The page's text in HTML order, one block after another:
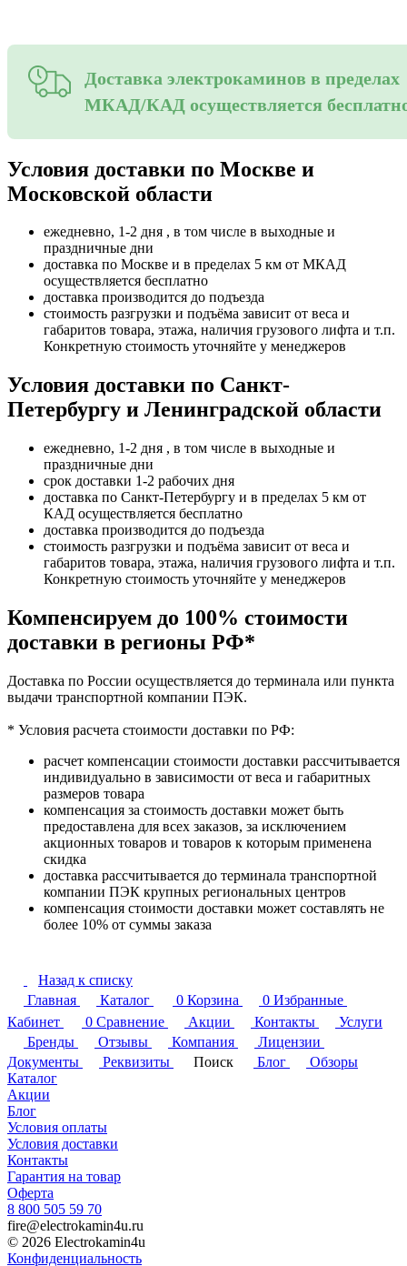
Доставка электрокаминов в пределах
МКАД/КАД осуществляется
Условия доставки по Москве и
Московской области
ежедневно, 1-2 дня , в том числе в выходные и
праздничные дни
доставка по Москве и в пределах 5 км от МКАД
осуществляется бесплатно
доставка производится до подъезда
стоимость разгрузки и подъёма зависит от веса и
габаритов товара, этажа, наличия грузового лифта и т.п.
Конкретную стоимость уточняйте у менеджеров
Условия доставки по Санкт-
Петербургу и Ленинградской области
ежедневно, 1-2 дня , в том числе в выходные и
праздничные дни
срок доставки 1-2 рабочих дня
доставка по Санкт-Петербургу и в пределах 5 км от
КАД осуществляется бесплатно
доставка производится до подъезда
стоимость разгрузки и подъёма зависит от веса и
габаритов товара, этажа, наличия грузового лифта и т.п.
Конкретную стоимость уточняйте у менеджеров
Компенсируем до 100% стоимости
доставки в регионы РФ*
Доставка по России осуществляется до терминала или пункта
выдачи транспортной компании ПЭК.
* Условия расчета стоимости доставки по РФ:
расчет компенсации стоимости доставки рассчитывается
индивидуально в зависимости от веса и габаритных
размеров товара
компенсация за стоимость доставки может быть
предоставлена для всех заказов, за исключением
акционных товаров и товаров к которым применена
скидка
доставка рассчитывается до терминала транспортной
компании ПЭК крупных региональных центров
компенсация стоимости доставки может составлять не
более 10% от суммы заказа
Назад к списку
Главная
Каталог 0 Корзина 0 Избранные
Кабинет
0 Сравнение Акции Контакты
Услуги
Бренды
Отзывы Компания
Лицензии
Документы
Реквизиты Поиск Блог
Обзоры
Каталог
Акции
Блог
Условия оплаты
Условия доставки
Контакты
Гарантия на товар
Оферта
8 800 505 59 70
fire@electrokamin4u.ru
© 2026 Electrokamin4u
Конфиденциальность